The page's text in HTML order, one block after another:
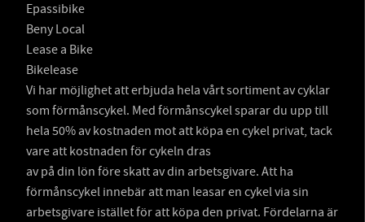
Epassibike
Beny Local
Lease a Bike
Bikelease
Vi har möjlighet att erbjuda hela vårt sortiment av cyklar
som förmånscykel. Med förmånscykel sparar du upp till
hela 50% av kostnaden mot att köpa en cykel privat, tack
vare att kostnaden för cykeln dras
av på din lön före skatt av din arbetsgivare. Att ha
förmånscykel innebär att man leasar en cykel via sin
arbetsgivare istället för att köpa den privat. Fördelarna är